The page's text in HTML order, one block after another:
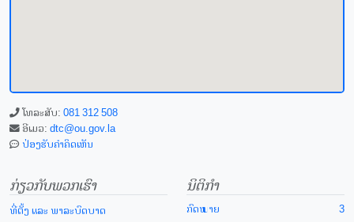
ໂທລະສັບ:081 312 508
ອີເມວ:dtc@ou.gov.la
ປ່ອງຮັບຄຳຄິດເຫັນ
ກ່ຽວກັບພວກເຮົາ
ທີ່ຕັ້ງ ແລະ ພາລະບົດບາດ
ນິຕິກຳ
ກົດໝາຍ
3